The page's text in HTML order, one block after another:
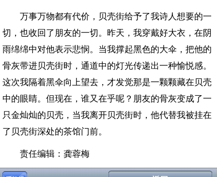
万事万物都有代价，贝壳街给予了我诗人想要的一
切，也收回了朋友的一切。昨天，我穿戴好大衣，在阴
雨绵绵中对他表示悲悯。当我撑起黑色的大伞，把他的
骨灰带进贝壳街时，通道中的灯光传递出一种愉悦感。
这次我隔着黑伞向上望去，才发觉那是一颗颗藏在贝壳
中的眼睛。但现在，谁又在乎呢？朋友的骨灰变成了一
只金灿灿的贝壳，当我离开贝壳街时，他代替我被挂在
了贝壳街深处的茶馆门前。
责任编辑：龚蓉梅